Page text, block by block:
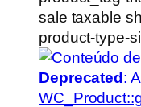
sale taxable
product-type-
Deprecated: